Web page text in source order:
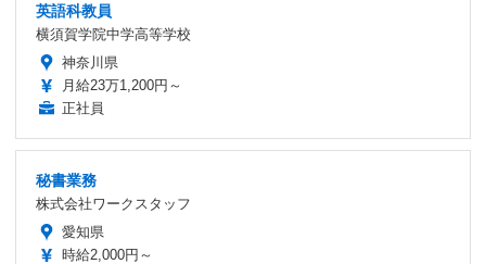
英語科教員
横須賀学院中学高等学校
神奈川県
月給23万1,200円～
正社員
秘書業務
株式会社ワークスタッフ
愛知県
時給2,000円～